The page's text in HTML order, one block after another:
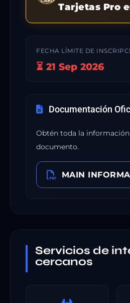
Tarjetas Pro
FECHA LÍMITE DE
⏳ 21 Sep 2026
Documentación
Obtén toda la
documento.
MAIN
Servicios de
cercanos